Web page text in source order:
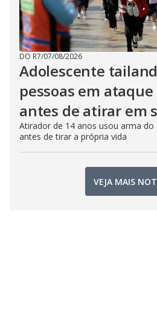
DO R7/07/08/2026
Adolescente
pessoas em ataque
antes de atirar em
Atirador de 14 anos usou arma do
antes de tirar a própria vida
VEJA MAIS